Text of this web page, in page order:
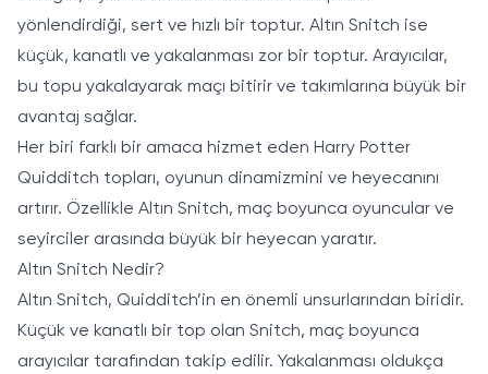
yönlendirdiği, sert ve hızlı bir toptur. Altın Snitch ise
küçük, kanatlı ve yakalanması zor bir toptur. Arayıcılar,
bu topu yakalayarak maçı bitirir ve takımlarına büyük bir
avantaj sağlar.
Her biri farklı bir amaca hizmet eden Harry Potter
Quidditch topları, oyunun dinamizmini ve heyecanını
artırır. Özellikle Altın Snitch, maç boyunca oyuncular ve
seyirciler arasında büyük bir heyecan yaratır.
Altın Snitch Nedir?
Altın Snitch, Quidditch’in en önemli unsurlarından biridir.
Küçük ve kanatlı bir top olan Snitch, maç boyunca
arayıcılar tarafından takip edilir. Yakalanması oldukça